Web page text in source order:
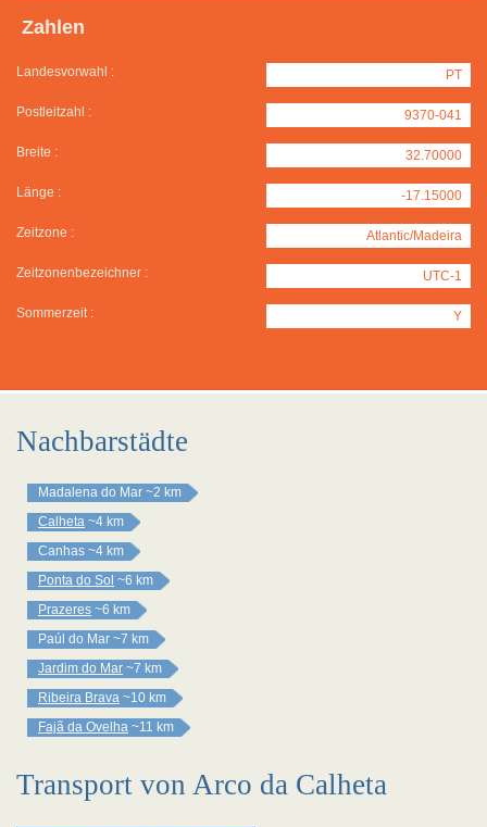
Zahlen
Landesvorwahl : PT
Postleitzahl : 9370-041
Breite : 32.70000
Länge : -17.15000
Zeitzone : Atlantic/Madeira
Zeitzonenbezeichner : UTC-1
Sommerzeit : Y
Nachbarstädte
Madalena do Mar ~2 km
Calheta ~4 km
Canhas ~4 km
Ponta do Sol ~6 km
Prazeres ~6 km
Paúl do Mar ~7 km
Jardim do Mar ~7 km
Ribeira Brava ~10 km
Fajã da Ovelha ~11 km
Transport von Arco da Calheta